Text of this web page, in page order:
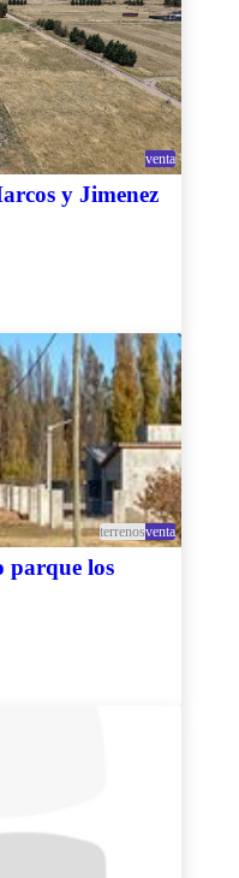
venta
y Jimenez
terrenosventa
parque los